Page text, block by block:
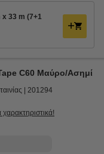
C60 Μαύρο/Ασημί
201294
χαρακτηριστικά!